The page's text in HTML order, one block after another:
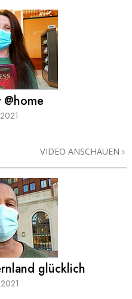
VIDEO ANSCHAUEN
glücklich